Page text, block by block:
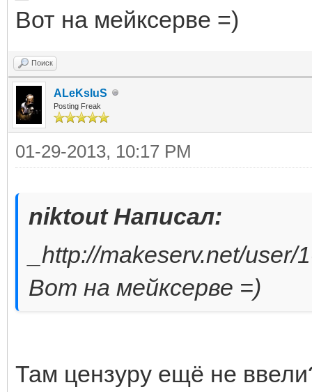
Вот на мейксерве =)
Поиск
ALeKsIuS
Posting Freak
01-29-2013, 10:17 PM
niktout Написал:
_http://makeserv.net/user/
Вот на мейксерве =)
Там цензуру ещё не